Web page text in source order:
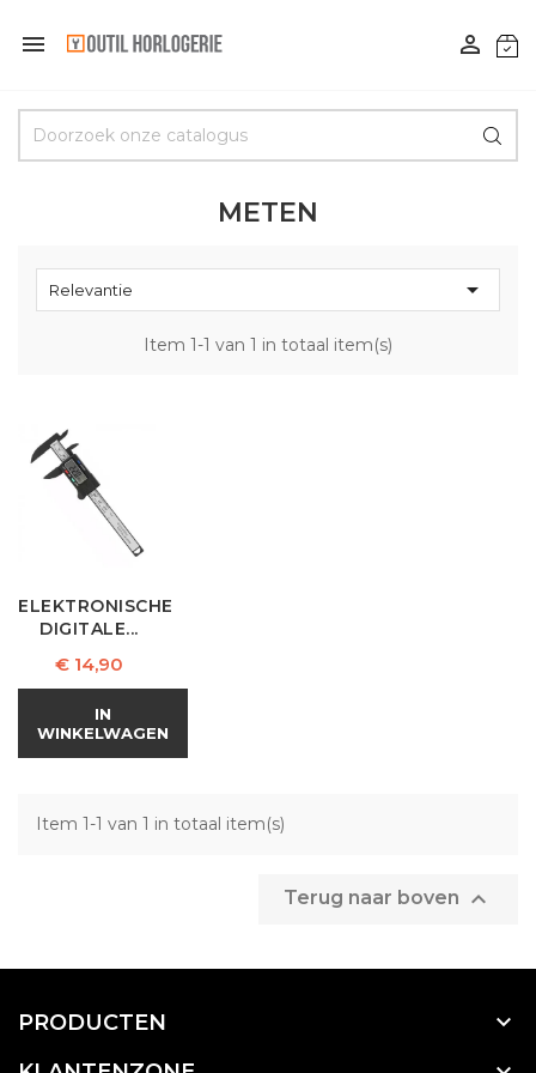
 
METEN
Relevantie 
Item 1-1 van 1 in totaal item(s)
ELEKTRONISCHE
DIGITALE...
Prijs
€ 14,90
IN
WINKELWAGEN
Item 1-1 van 1 in totaal item(s)
Terug naar boven 
PRODUCTEN 